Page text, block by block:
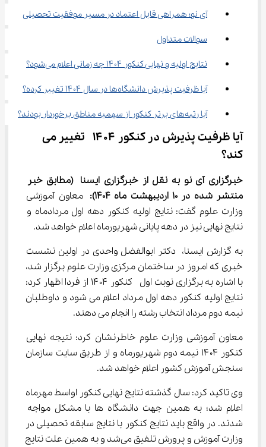
آی نو؛ همراهی قابل اعتماد در مسیر موفقیت تحصیلی
سوالات متداول
نتایج اولیه و نهایی کنکور ۱۴۰۴ چه زمانی اعلام می‌شود؟
آیا ظرفیت پذیرش دانشگاه‌ها در سال ۱۴۰۴ تغییر کرده؟
آیا رتبه‌های برتر کنکور از سهمیه مناطق برخوردار بودند؟
آیا ظرفیت پذیرش در کنکور ۱۴۰۴  تغییر می
کند؟
خبرگزاری آی نو به نقل از خبرگزاری ایسنا (مطابق خبر
منتشر شده در 10 اردیبهشت ماه 1404):
معاون آموزشی
وزارت علوم گفت: نتایج اولیه کنکور دهه اول مردادماه و
نتایج نهایی نیز در دهه پایانی شهریورماه اعلام خواهد شد.
به گزارش ایسنا، دکتر ابوالفضل واحدی در اولین نشست
خبری که امروز در ساختمان مرکزی وزارت علوم برگزار شد،
با اشاره به برگزاری نوبت اول  کنکور ۱۴۰۴ از فردا اظهار کرد:
نتایج اولیه کنکور دهه اول مرداد اعلام می شود و داوطلبان
نیمه دوم مرداد انتخاب رشته را انجام می دهند.
معاون آموزشی وزارت علوم خاطرنشان کرد: نتیجه نهایی
کنکور ۱۴۰۴ نیمه دوم شهریورماه و از طریق سایت سازمان
سنجش آموزش کشور اعلام خواهد شد.
وی تاکید کرد: سال گذشته نتایج نهایی کنکور اواسط مهرماه
اعلام شد؛ به همین جهت دانشگاه ها با مشکل مواجه
شدند. در واقع باید نتایج کنکور با نتایج سابقه تحصیلی در
وزارت آموزش و پرورش تلفیق می‌شد و به همین علت نتایج